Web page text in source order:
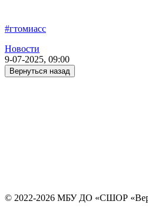
#гтомиасс
Новости
9-07-2025, 09:00
Вернуться назад
© 2022-2026 МБУ ДО «СШОР